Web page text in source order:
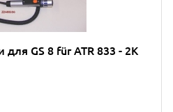
GS 8 für ATR 833 - 2K